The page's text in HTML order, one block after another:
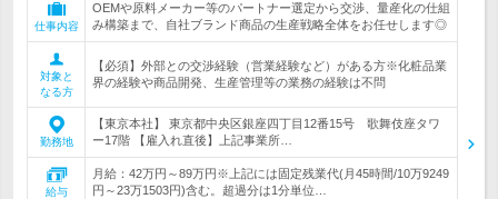
仕事内容
OEMや原料メーカー等のパートナー選定から交渉、量産化の仕組
み構築まで、自社ブランド商品の生産戦略全体をお任せします◎
対象と
なる方
【必須】外部との交渉経験（営業経験など）がある方※化粧品業
界の経験や商品開発、生産管理等の業務の経験は不問
勤務地
【東京本社】 東京都中央区銀座四丁目12番15号 歌舞伎座タワ
ー17階 【雇入れ直後】上記事業所…
給与
月給：42万円～89万円※上記には固定残業代(月45時間/10万9249
円～23万1503円)含む。超過分は1分単位…